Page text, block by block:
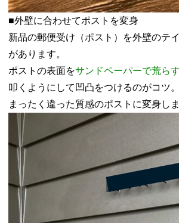
■外壁に合わせてポストを変身
新品の郵便受け（ポスト）を外壁のテ
があります。
ポストの表面をサンドペーパーで荒らす
叩くようにして凹凸をつけるのがコツ。
まったく違った質感のポストに変身しま